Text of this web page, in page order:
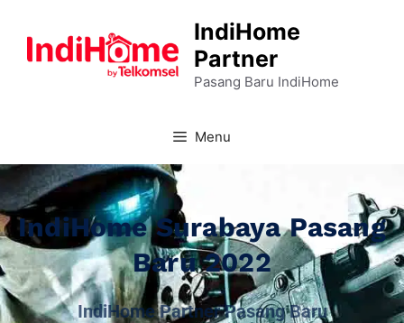
IndiHome
Partner
Pasang Baru IndiHome
Menu
IndiHome Surabaya Pasang
Baru 2022
IndiHome Partner Pasang Baru